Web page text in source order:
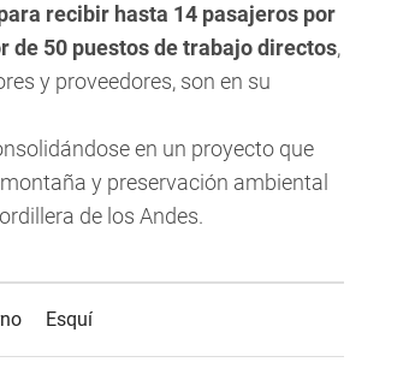
recibir hasta 14 pasajeros por
de 50 puestos de trabajo directos,
y proveedores, son en su
en un proyecto que
y preservación ambiental
de los Andes.
Esquí